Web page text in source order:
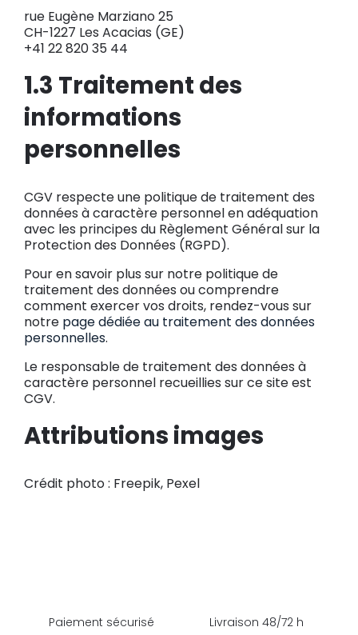
rue Eugène Marziano 25
CH-1227 Les Acacias (GE)
+41 22 820 35 44
1.3 Traitement des
informations
personnelles
CGV respecte une politique de traitement des
données à caractère personnel en adéquation
avec les principes du Règlement Général sur la
Protection des Données (RGPD).
Pour en savoir plus sur notre politique de
traitement des données ou comprendre
comment exercer vos droits, rendez-vous sur
notre page dédiée au traitement des données
personnelles.
Le responsable de traitement des données à
caractère personnel recueillies sur ce site est
CGV.
Attributions images
Crédit photo : Freepik, Pexel
Paiement sécurisé Livraison 48/72 h